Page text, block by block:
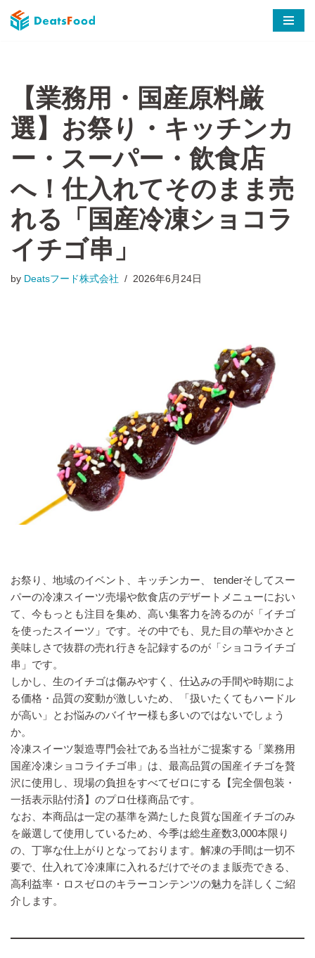
へ
ス
キ
プ
仕入れてそのまま売
れる「国産冷凍ショコラ
イチゴ串」
by Deatsフード株式会社 2026年6月24日
お祭り、地域のイベント、キッチンカー、 tenderそしてスー
パーの冷凍スイーツ売場や飲食店のデザートメニューにおい
て、今もっとも注目を集め、高い集客力を誇るのが「イチゴ
を使ったスイーツ」です。その中でも、見た目の華やかさと
美味しさで抜群の売れ行きを記録するのが「ショコライチゴ
串」です。
しかし、生のイチゴは傷みやすく、仕込みの手間や時期によ
る価格・品質の変動が激しいため、「扱いたくてもハードル
が高い」とお悩みのバイヤー様も多いのではないでしょう
か。
冷凍スイーツ製造専門会社である当社がご提案する「業務用
国産冷凍ショコライチゴ串」は、最高品質の国産イチゴを贅
沢に使用し、現場の負担をすべてゼロにする【完全個包装・
一括表示貼付済】のプロ仕様商品です。
なお、本商品は一定の基準を満たした良質な国産イチゴのみ
を厳選して使用しているため、今季は総生産数3,000本限り
の、丁寧な仕上がりとなっております。解凍の手間は一切不
要で、仕入れて冷凍庫に入れるだけでそのまま販売できる、
高利益率・ロスゼロのキラーコンテンツの魅力を詳しくご紹
介します。